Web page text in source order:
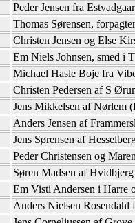
Peder Jensen fra
Thomas Sørensen,
Christen Jensen og Else
Em Niels Johnsen, smed i
Michael Hasle Boje fra
Christen Pedersen af S
Jens Mikkelsen af Nørlem
Anders Jensen af
Jens Sørensen af
Peder Christensen og
Søren Madsen af
Em Visti Andersen i Harre
Anders Nielsen Rosendahl